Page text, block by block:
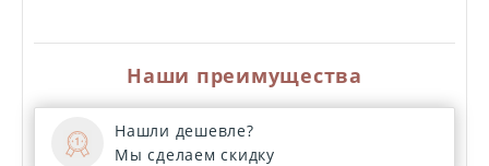
Наши преимущества
Нашли дешевле?
Мы сделаем скидку